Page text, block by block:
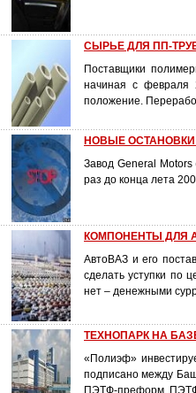
СЫРЬЕ ДЛЯ ПП-
Поставщики
начиная с февраля
положение.
НОВЫЕ ОСТАНОВКИ:
Завод General
раз до конца лета
КОМПОНЕНТЫ ДЛЯ
АвтоВАЗ и его
сделать уступки по
нет – денежными
ТЕХНОПАРК НА
«Полиэф»
подписано между
ПЭТФ-преформ,